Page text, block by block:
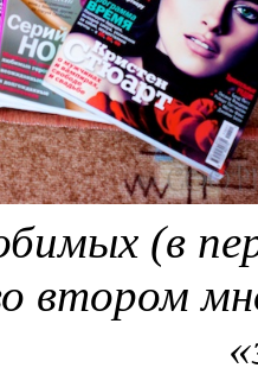
(в
втором